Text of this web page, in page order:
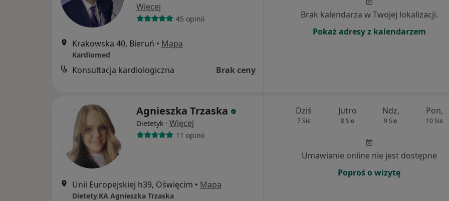
Więcej
45 opinii
Krakowska 40, Bieruń • Mapa
Kardiomed
Konsultacja kardiologiczna Brak ceny
Brak kalendarza w Twojej lokalizacji.
Pokaż adresy z kalendarzem
Agnieszka Trzaska
Dietetyk · Więcej
11 opinii
Unii Europejskiej h39, Oświęcim • Mapa
Dietety.KA Agnieszka Trzaska
Dziś
7 Sie
Jutro
8 Sie
Ndz,
9 Sie
Pon,
10 Sie
Umawianie online nie jest dostępne
Poproś o wizytę